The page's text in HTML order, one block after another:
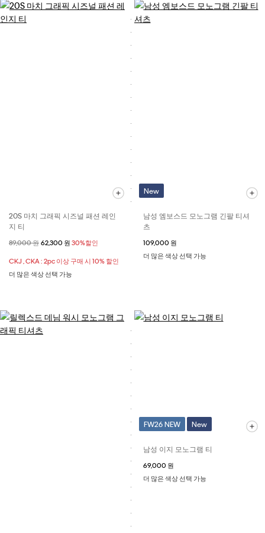
20S 마치 그래픽 시즈널 패션 레인
지 티
할인 전 가격
89,000 원 할인된 가격
62,300 원 30%할인
CKJ , CKA : 2pc 이상 구매 시 10% 할인
더 많은 색상 선택 가능
New
남성 엠보스드 모노그램 긴팔 티셔
츠
109,000 원
더 많은 색상 선택 가능
FW26 NEW New
남성 이지 모노그램 티
69,000 원
더 많은 색상 선택 가능